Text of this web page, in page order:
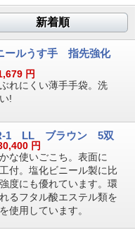
新着順
ールうす手 指先強化
円
れにくい薄手手袋。洗
!
R-1 LL ブラウン 5双
円
な使いごこち。表面に
付。塩化ビニール製に比
度にも優れています。環
るフタル酸エステル類を
使用しています。